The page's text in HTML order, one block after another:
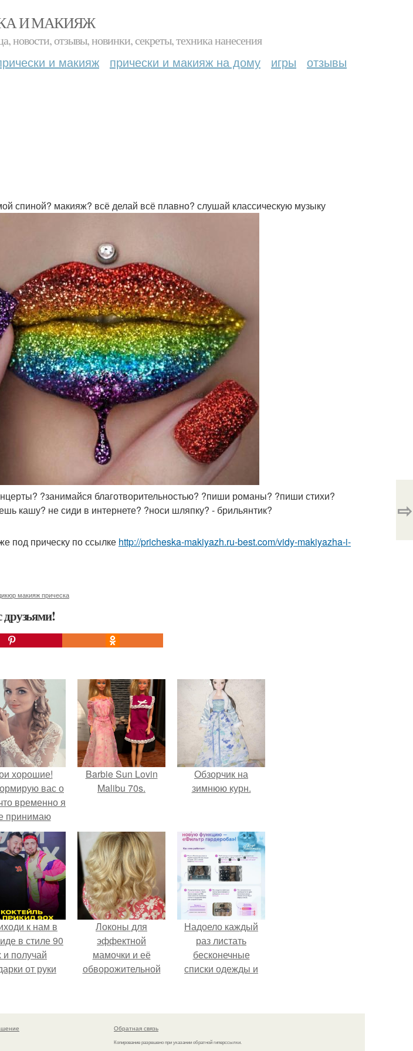
И МАКИЯЖ
новости, отзывы, новинки, секреты, техника нанесения
и макияж прически и макияж на дому игры отзывы
спиной? макияж? всё делай всё плавно? слушай классическую музыку
?занимайся благотворительностью? ?пиши романы? ?пиши стихи?
кашу? не сиди в интернете? ?носи шляпку? - брильянтик?
под прическу по ссылке http://pricheska-makiyazh.ru-best.com/vidy-makiyazha-i-
макияж прическа
друзьями!
⇨
хорошие!
вас о
временно я
принимаю
заказы.
Barbie Sun Lovin
Malibu 70s.
Обзорчик на
зимнюю курн.
к нам в
в стиле 90
и получай
от руки
Локоны для
эффектной
мамочки и её
обворожительной
Надоело каждый
раз листать
бесконечные
списки одежды и
кусочкам?
Обратная связь
Копирование разрешено при указании обратной гиперссылки.